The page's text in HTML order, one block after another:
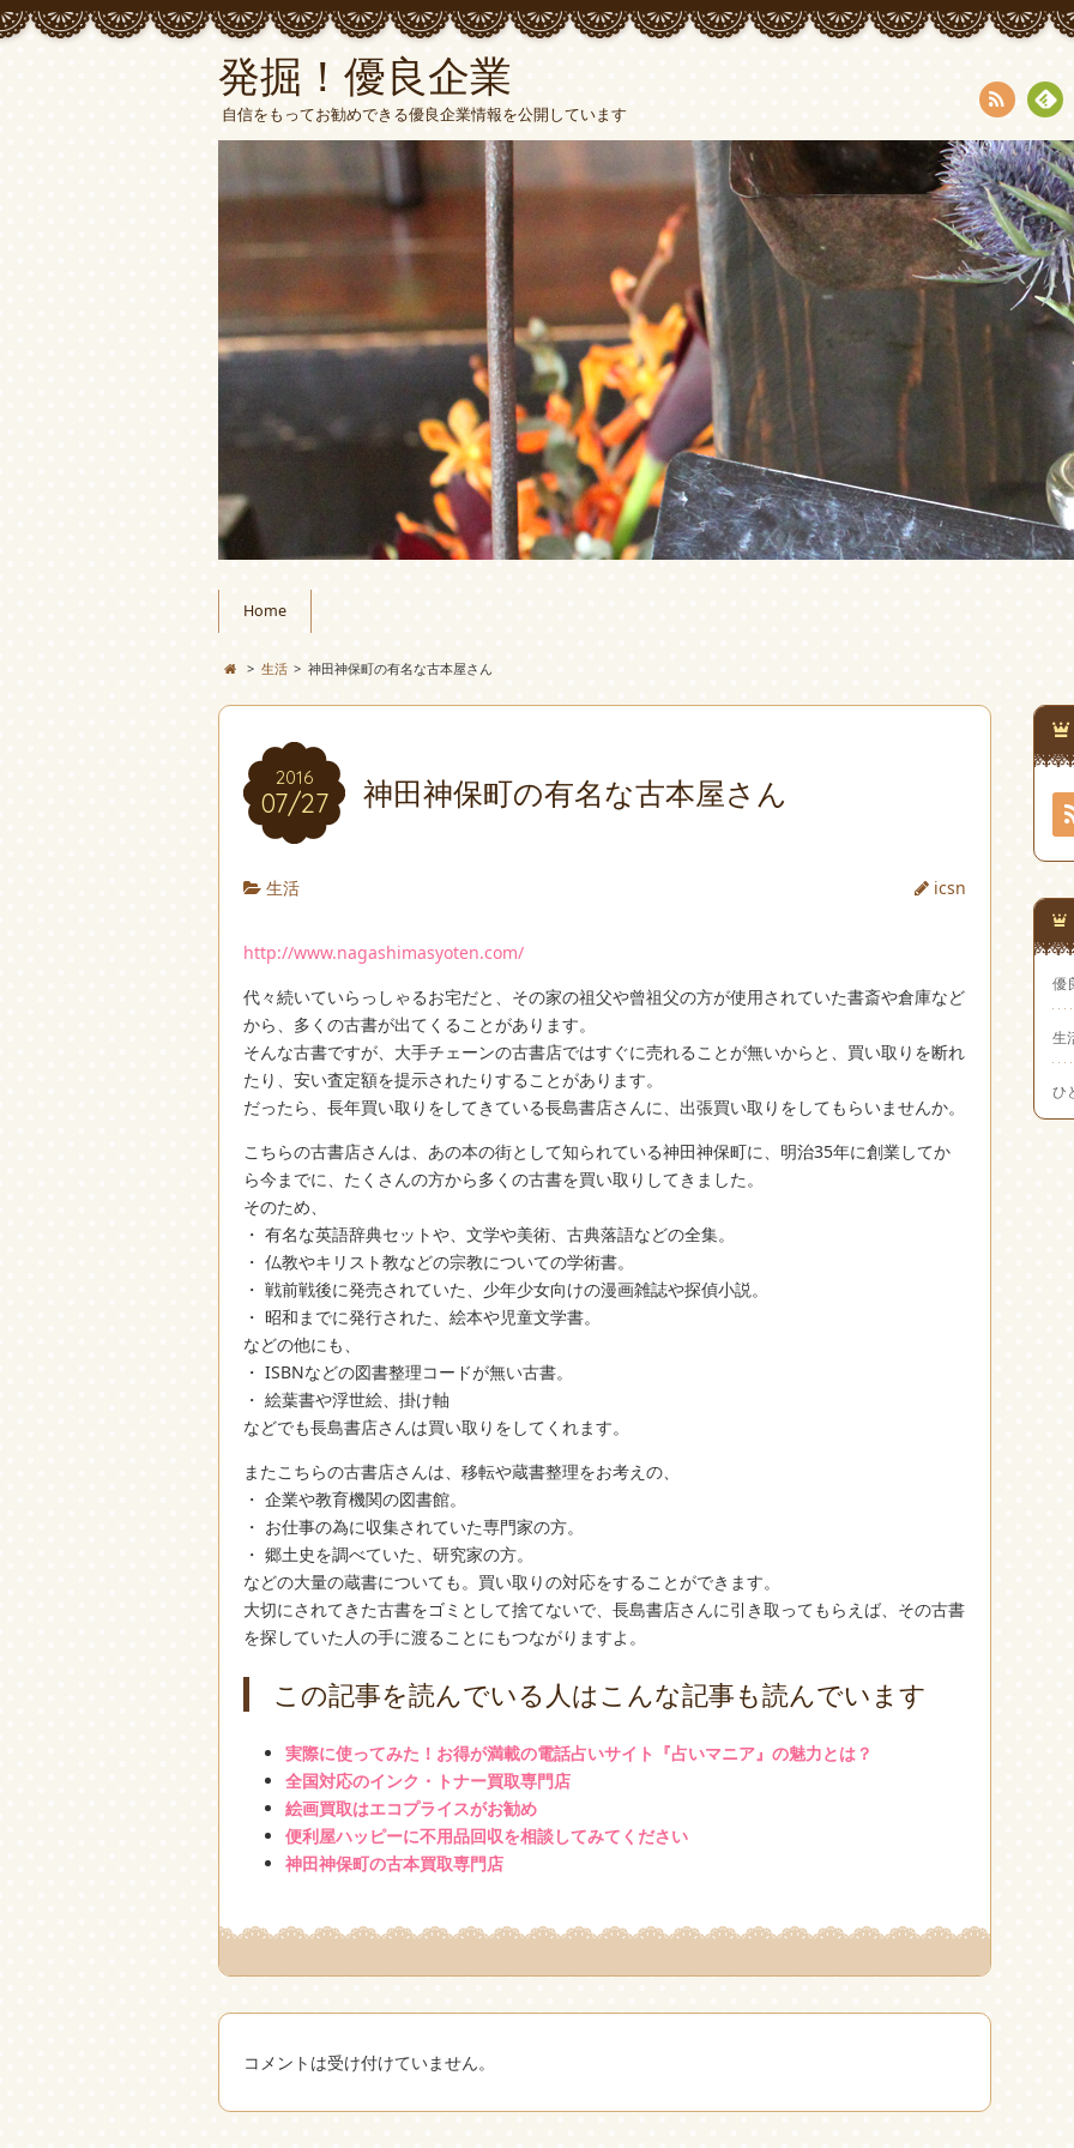
発掘！優良企業
自信をもってお勧めできる優良企業情報を公開しています
RSS Fee
dly
Home
> 生活 > 神田神保町の有名な古本屋さん
2016
07/27 神田神保町の有名な古本屋さん
生活 icsn
http://www.nagashimasyoten.com/
代々続いていらっしゃるお宅だと、その家の祖父や曾祖父の方が使用されていた書斎や倉庫など
から、多くの古書が出てくることがあります。
そんな古書ですが、大手チェーンの古書店ではすぐに売れることが無いからと、買い取りを断れ
たり、安い査定額を提示されたりすることがあります。
だったら、長年買い取りをしてきている長島書店さんに、出張買い取りをしてもらいませんか。
こちらの古書店さんは、あの本の街として知られている神田神保町に、明治35年に創業してか
ら今までに、たくさんの方から多くの古書を買い取りしてきました。
そのため、
・ 有名な英語辞典セットや、文学や美術、古典落語などの全集。
・ 仏教やキリスト教などの宗教についての学術書。
・ 戦前戦後に発売されていた、少年少女向けの漫画雑誌や探偵小説。
・ 昭和までに発行された、絵本や児童文学書。
などの他にも、
・ ISBNなどの図書整理コードが無い古書。
・ 絵葉書や浮世絵、掛け軸
などでも長島書店さんは買い取りをしてくれます。
またこちらの古書店さんは、移転や蔵書整理をお考えの、
・ 企業や教育機関の図書館。
・ お仕事の為に収集されていた専門家の方。
・ 郷土史を調べていた、研究家の方。
などの大量の蔵書についても。買い取りの対応をすることができます。
大切にされてきた古書をゴミとして捨てないで、長島書店さんに引き取ってもらえば、その古書
を探していた人の手に渡ることにもつながりますよ。
この記事を読んでいる人はこんな記事も読んでいます
実際に使ってみた！お得が満載の電話占いサイト『占いマニア』の魅力とは？
全国対応のインク・トナー買取専門店
絵画買取はエコプライスがお勧め
便利屋ハッピーに不用品回収を相談してみてください
神田神保町の古本買取専門店
コメントは受け付けていません。
優
生
ひ